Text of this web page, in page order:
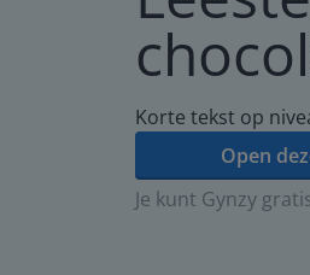
Korte tekst op
Open
Je kunt Gynzy